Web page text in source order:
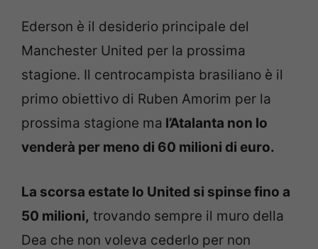
Ederson è il desiderio principale del
Manchester United per la prossima
stagione. Il centrocampista brasiliano è il
primo obiettivo di Ruben Amorim per la
prossima stagione ma l’Atalanta non lo
venderà per meno di 60 milioni di euro.
La scorsa estate lo United si spinse fino a
50 milioni, trovando sempre il muro della
Dea che non voleva cederlo per non